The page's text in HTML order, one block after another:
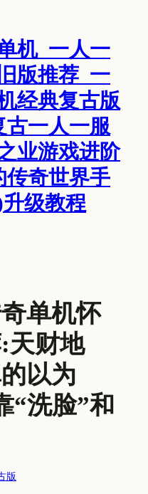
机_一人一
版推荐_一
经典复古版
古一人一服
业游戏进阶
传奇世界手
级教程
单机怀
:天财地
以为
“洗脸”和
版